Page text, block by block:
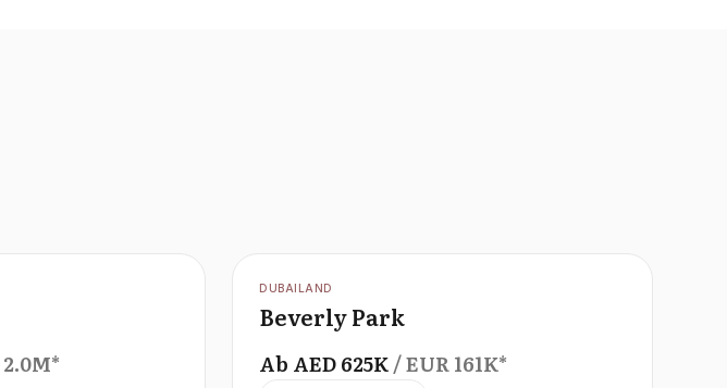
2.0M*
OFFPLAN
DUBAILAND
Beverly Park
Ab AED625K/ EUR161K*